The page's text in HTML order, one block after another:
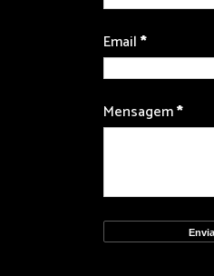
Email*
Mensagem*